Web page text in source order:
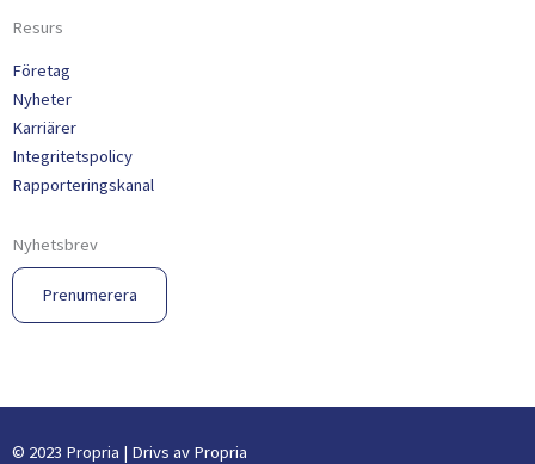
Resurs
Företag
Nyheter
Karriärer
Integritetspolicy
Rapporteringskanal
Nyhetsbrev
Prenumerera
© 2023 Propria | Drivs av Propria